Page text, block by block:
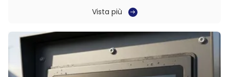
ambienti industriali e commerciali in rapida evoluzione
di oggi, l'affidabilità del sistema, la chiarezza visiva e la
requisiti necessari ...
Vista più